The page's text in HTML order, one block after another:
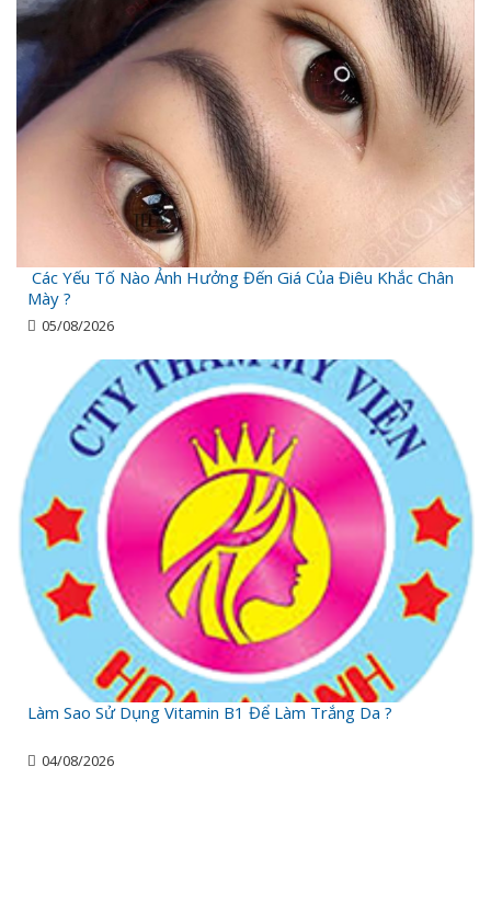
Các Yếu Tố Nào Ảnh Hưởng Đến Giá Của Điêu Khắc Chân
Mày ?
05/08/2026
Làm Sao Sử Dụng Vitamin B1 Để Làm Trắng Da ?
04/08/2026